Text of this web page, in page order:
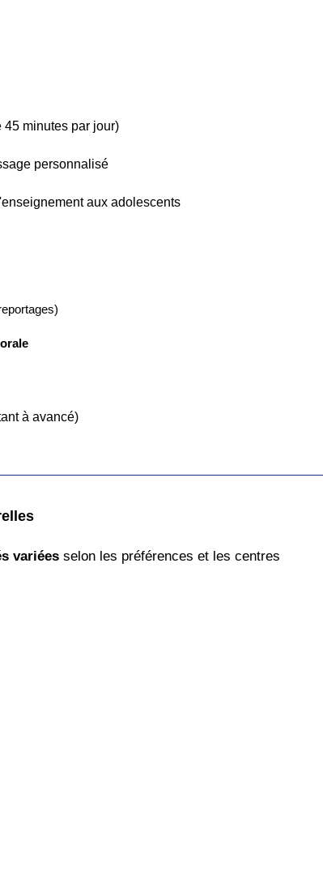
45 minutes par jour)
personnalisé
aux adolescents
à avancé)
variées selon les préférences et les centres